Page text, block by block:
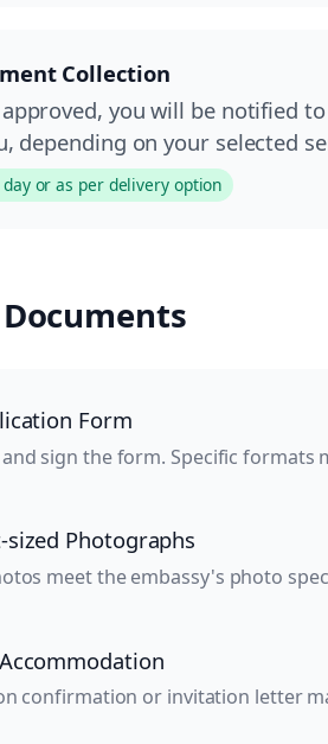
Collection
approved, you will be notified
depending on your selected
day or as per delivery option
Form
sign the form. Specific formats
sized Photographs
meet the embassy's photo
confirmation or invitation letter